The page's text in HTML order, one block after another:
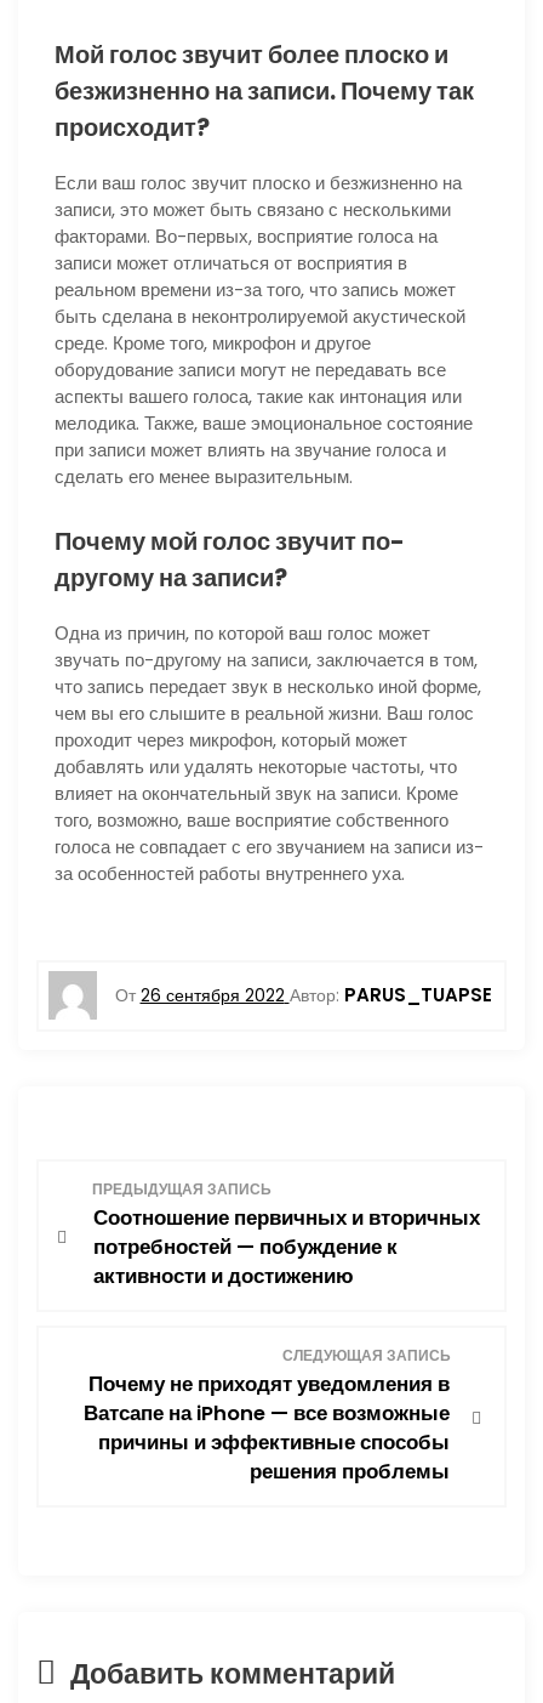
Мой голос звучит более плоско и
безжизненно на записи. Почему так
происходит?
Если ваш голос звучит плоско и безжизненно на
записи, это может быть связано с несколькими
факторами. Во-первых, восприятие голоса на
записи может отличаться от восприятия в
реальном времени из-за того, что запись может
быть сделана в неконтролируемой акустической
среде. Кроме того, микрофон и другое
оборудование записи могут не передавать все
аспекты вашего голоса, такие как интонация или
мелодика. Также, ваше эмоциональное состояние
при записи может влиять на звучание голоса и
сделать его менее выразительным.
Почему мой голос звучит по-
другому на записи?
Одна из причин, по которой ваш голос может
звучать по-другому на записи, заключается в том,
что запись передает звук в несколько иной форме,
чем вы его слышите в реальной жизни. Ваш голос
проходит через микрофон, который может
добавлять или удалять некоторые частоты, что
влияет на окончательный звук на записи. Кроме
того, возможно, ваше восприятие собственного
голоса не совпадает с его звучанием на записи из-
за особенностей работы внутреннего уха.
От 26 сентября 2022 Автор: PARUS_TUAPSE
п
ПРЕДЫДУЩАЯ ЗАПИСЬ
Соотношение первичных и вторичных
потребностей — побуждение к
активности и достижению
СЛЕДУЮЩАЯ ЗАПИСЬ
Почему не приходят уведомления в
Ватсапе на iPhone — все возможные
причины и эффективные способы
решения проблемы
Добавить комментарий